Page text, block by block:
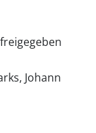
Johann